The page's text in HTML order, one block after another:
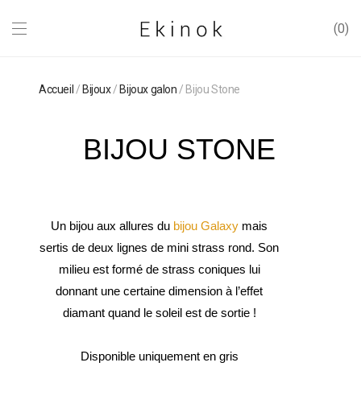
0
Accueil / Bijoux/ Bijoux galon/ Bijou Stone
BIJOU STONE
Un bijou aux allures du bijou Galaxy mais
sertis de deux lignes de mini strass rond. Son
milieu est formé de strass coniques lui
donnant une certaine dimension à l’effet
diamant quand le soleil est de sortie !
Disponible uniquement en gris